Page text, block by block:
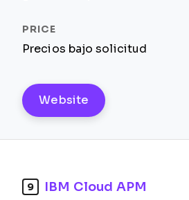
Precios bajo solicitud
Website
9 IBM Cloud APM